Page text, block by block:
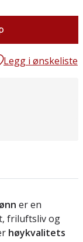
Legg i ønskeliste
er en
friluftsliv og
høykvalitets